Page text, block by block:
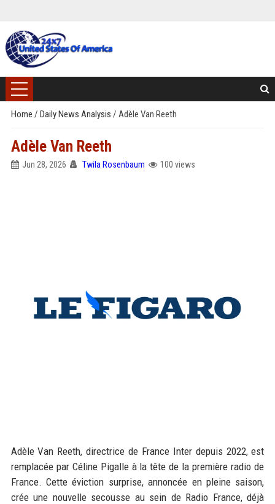
Home / Daily News Analysis / Adèle Van Reeth
Adèle Van Reeth
Jun 28, 2026 Twila Rosenbaum 100 views
Adèle Van Reeth, directrice de France Inter depuis 2022, est
remplacée par Céline Pigalle à la tête de la première radio de
France. Cette éviction surprise, annoncée en pleine saison,
crée une nouvelle secousse au sein de Radio France, déjà